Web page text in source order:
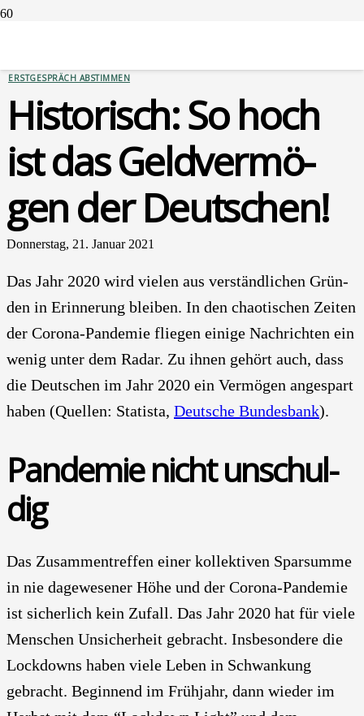
ERSTGESPRÄCH ABSTIMMEN
His­to­risch: So hoch
ist das Geld­ver­mö­
gen der Deut­schen!
Donnerstag, 21. Januar 2021
Das Jahr 2020 wird vie­len aus ver­ständ­li­chen Grün­
den in Erin­ne­rung blei­ben. In den chao­ti­schen Zei­ten
der Coro­na-Pan­de­mie flie­gen eini­ge Nach­rich­ten ein
wenig unter dem Radar. Zu ihnen gehört auch, dass
die Deut­schen im Jahr 2020 ein Ver­mö­gen ange­spart
haben (Quel­len: Sta­tis­ta, Deut­sche Bun­des­bank).
Pan­de­mie nicht unschul­
dig
Das Zusam­men­tref­fen einer kol­lek­ti­ven Spar­sum­me
in nie dage­we­se­ner Höhe und der Coro­na-Pan­de­mie
ist sicher­lich kein Zufall. Das Jahr 2020 hat für vie­le
Men­schen Unsi­cher­heit gebracht. Ins­be­son­de­re die
Lock­downs haben vie­le Leben in Schwan­kung
gebracht. Begin­nend im Früh­jahr, dann wie­der im